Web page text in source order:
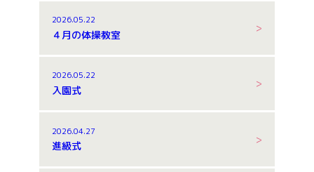
2026.05.22
４月の体操教室
2026.05.22
入園式
2026.04.27
進級式